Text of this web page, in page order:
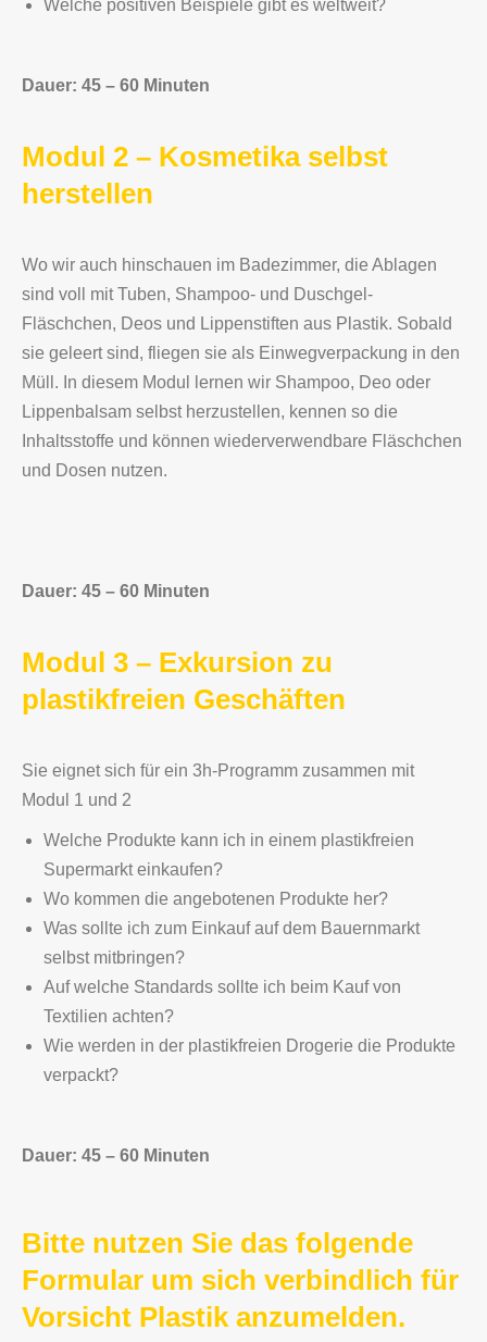
Welche positiven Beispiele gibt es weltweit?
Dauer: 45 – 60 Minuten
Modul 2 – Kosmetika selbst
herstellen
Wo wir auch hinschauen im Badezimmer, die Ablagen
sind voll mit Tuben, Shampoo- und Duschgel-
Fläschchen, Deos und Lippenstiften aus Plastik. Sobald
sie geleert sind, fliegen sie als Einwegverpackung in den
Müll. In diesem Modul lernen wir Shampoo, Deo oder
Lippenbalsam selbst herzustellen, kennen so die
Inhaltsstoffe und können wiederverwendbare Fläschchen
und Dosen nutzen.
Dauer: 45 – 60 Minuten
Modul 3 – Exkursion zu
plastikfreien Geschäften
Sie eignet sich für ein 3h-Programm zusammen mit
Modul 1 und 2
Welche Produkte kann ich in einem plastikfreien
Supermarkt einkaufen?
Wo kommen die angebotenen Produkte her?
Was sollte ich zum Einkauf auf dem Bauernmarkt
selbst mitbringen?
Auf welche Standards sollte ich beim Kauf von
Textilien achten?
Wie werden in der plastikfreien Drogerie die Produkte
verpackt?
Dauer: 45 – 60 Minuten
Bitte nutzen Sie das folgende
Formular um sich verbindlich für
Vorsicht Plastik anzumelden.